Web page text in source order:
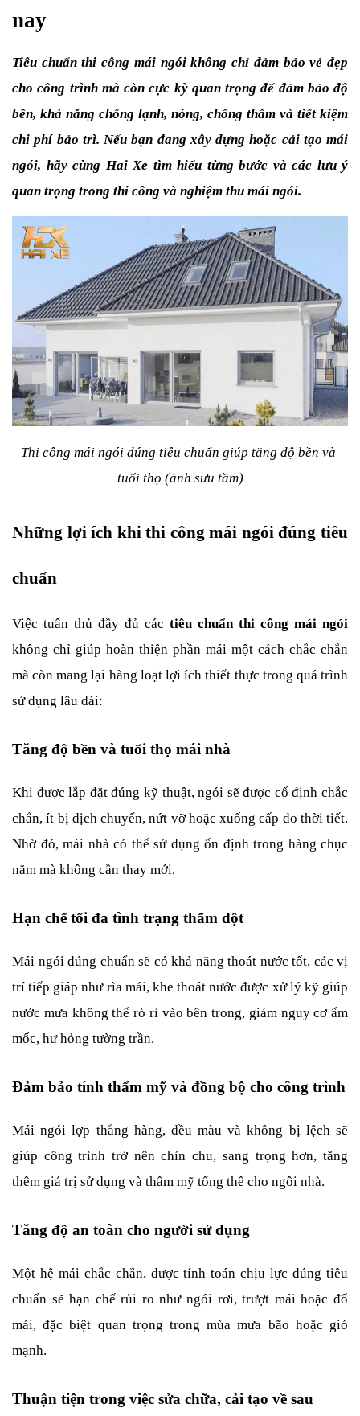
nay
Tiêu chuẩn thi công mái ngói không chỉ đảm bảo vẻ đẹp
cho công trình mà còn cực kỳ quan trọng để đảm bảo độ
bền, khả năng chống lạnh, nóng, chống thấm và tiết kiệm
chi phí bảo trì. Nếu bạn đang xây dựng hoặc cải tạo mái
ngói, hãy cùng Hai Xe tìm hiểu từng bước và các lưu ý
quan trọng trong thi công và nghiệm thu mái ngói.
Thi công mái ngói đúng tiêu chuẩn giúp tăng độ bền và
tuổi thọ (ảnh sưu tầm)
Những lợi ích khi thi công mái ngói đúng tiêu
chuẩn
Việc tuân thủ đầy đủ các tiêu chuẩn thi công mái ngói
không chỉ giúp hoàn thiện phần mái một cách chắc chắn
mà còn mang lại hàng loạt lợi ích thiết thực trong quá trình
sử dụng lâu dài:
Tăng độ bền và tuổi thọ mái nhà
Khi được lắp đặt đúng kỹ thuật, ngói sẽ được cố định chắc
chắn, ít bị dịch chuyển, nứt vỡ hoặc xuống cấp do thời tiết.
Nhờ đó, mái nhà có thể sử dụng ổn định trong hàng chục
năm mà không cần thay mới.
Hạn chế tối đa tình trạng thấm dột
Mái ngói đúng chuẩn sẽ có khả năng thoát nước tốt, các vị
trí tiếp giáp như rìa mái, khe thoát nước được xử lý kỹ giúp
nước mưa không thể rò rỉ vào bên trong, giảm nguy cơ ẩm
mốc, hư hỏng tường trần.
Đảm bảo tính thẩm mỹ và đồng bộ cho công trình
Mái ngói lợp thẳng hàng, đều màu và không bị lệch sẽ
giúp công trình trở nên chỉn chu, sang trọng hơn, tăng
thêm giá trị sử dụng và thẩm mỹ tổng thể cho ngôi nhà.
Tăng độ an toàn cho người sử dụng
Một hệ mái chắc chắn, được tính toán chịu lực đúng tiêu
chuẩn sẽ hạn chế rủi ro như ngói rơi, trượt mái hoặc đổ
mái, đặc biệt quan trọng trong mùa mưa bão hoặc gió
mạnh.
Thuận tiện trong việc sửa chữa, cải tạo về sau